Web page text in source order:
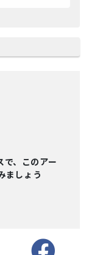
で、このアー
ましょう